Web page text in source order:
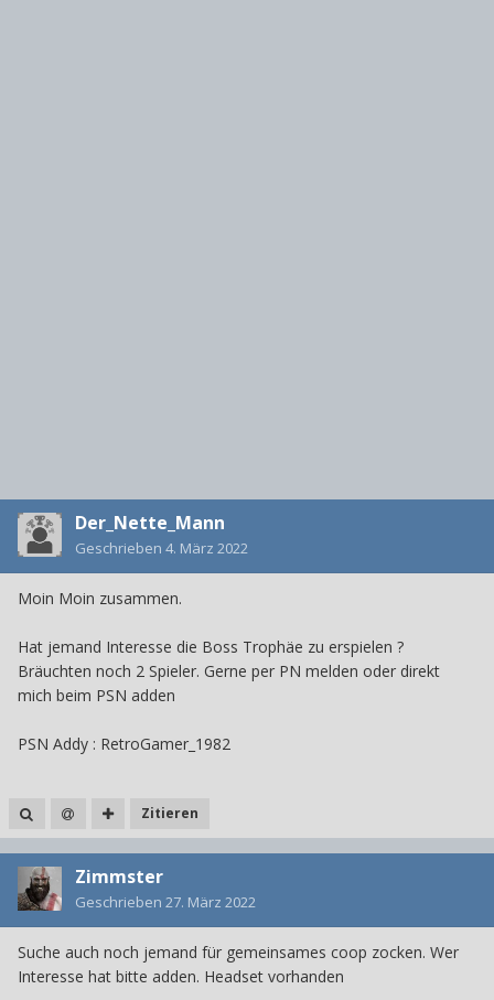
Der_Nette_Mann
Geschrieben 4. März 2022
Moin Moin zusammen.
Hat jemand Interesse die Boss Trophäe zu erspielen ?
Bräuchten noch 2 Spieler. Gerne per PN melden oder direkt
mich beim PSN adden
PSN Addy : RetroGamer_1982
Zitieren
Zimmster
Geschrieben 27. März 2022
Suche auch noch jemand für gemeinsames coop zocken. Wer
Interesse hat bitte adden. Headset vorhanden